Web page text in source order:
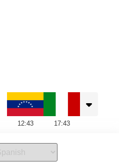
12:43 17:43